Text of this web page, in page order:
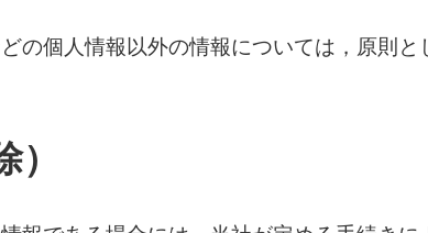
の個人情報以外の情報については，原則と